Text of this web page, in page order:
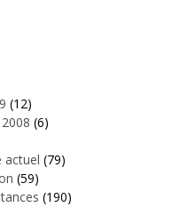
(12)
(6)
actuel (79)
(59)
(190)